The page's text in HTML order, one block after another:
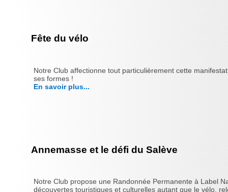
Fête du vélo
Notre Club affectionne tout particulièrement cette
ses formes !
En savoir plus...
Annemasse et le défi du Salève
Notre Club propose une Randonnée Permanente à Label
découvertes touristiques et culturelles autant que le vélo,